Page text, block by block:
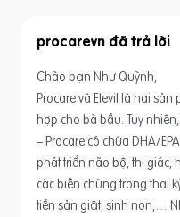
procarevn
Chào bạn Như Quỳnh,
Procare và Elevit là hai
hợp cho bà bầu. Tuy
– Procare có chứa DHA/
phát triển não bộ, thị giác,
các biến chứng trong thai
tiền sản giật, sinh non,…